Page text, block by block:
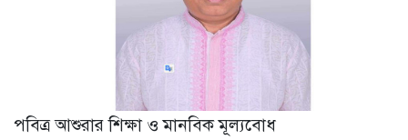
পবিত্র আশুরার শিক্ষা ও মানবিক মূল্যবোধ